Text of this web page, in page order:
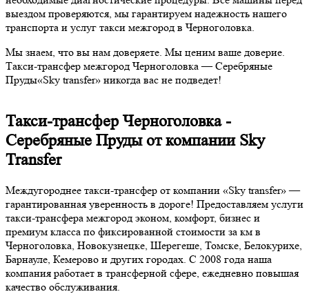
выездом проверяются, мы гарантируем надежность нашего
транспорта и услуг такси межгород в Черноголовка.
Мы знаем, что вы нам доверяете. Мы ценим ваше доверие.
Такси-трансфер межгород Черноголовка — Серебряные
Пруды«Sky transfer» никогда вас не подведет!
Такси-трансфер Черноголовка -
Серебряные Пруды от компании Sky
Transfer
Междугороднее такси-трансфер от компании «Sky transfer» —
гарантированная уверенность в дороге! Предоставляем услуги
такси-трансфера межгород эконом, комфорт, бизнес и
премиум класса по фиксированной стоимости за км в
Черноголовка, Новокузнецке, Шерегеше, Томске, Белокурихе,
Барнауле, Кемерово и других городах. С 2008 года наша
компания работает в трансферной сфере, ежедневно повышая
качество обслуживания.